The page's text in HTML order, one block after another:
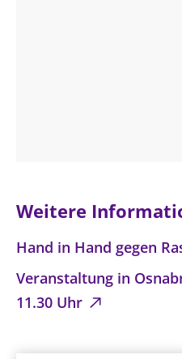
Weitere
Hand in Hand gegen
Veranstaltung in
11.30 Uhr